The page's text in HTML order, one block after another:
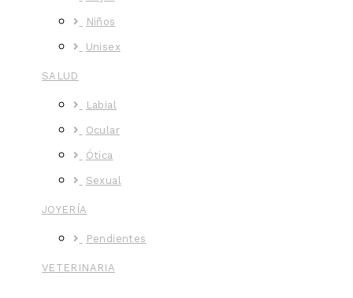
Niños
Unisex
SALUD
Labial
Ocular
Ótica
Sexual
JOYERÍA
Pendientes
VETERINARIA